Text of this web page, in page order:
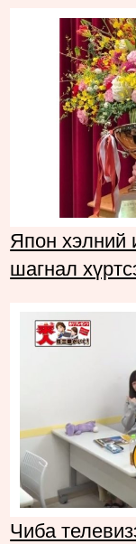
Япон хэлний
шагнал
Чиба